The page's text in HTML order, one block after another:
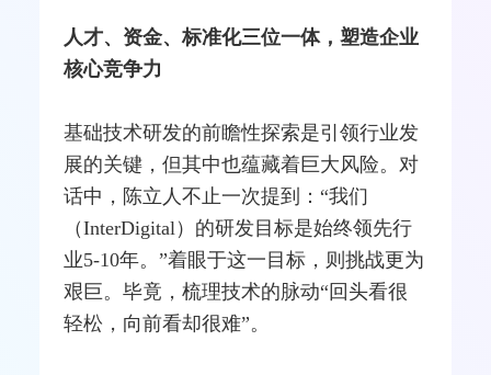
人才、资金、标准化三位一体，塑造企业
核心竞争力
基础技术研发的前瞻性探索是引领行业发
展的关键，但其中也蕴藏着巨大风险。对
话中，陈立人不止一次提到：“我们
（InterDigital）的研发目标是始终领先行
业5-10年。”着眼于这一目标，则挑战更为
艰巨。毕竟，梳理技术的脉动“回头看很
轻松，向前看却很难”。